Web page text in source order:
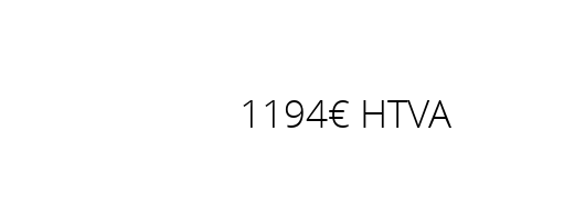
1194€ HTVA